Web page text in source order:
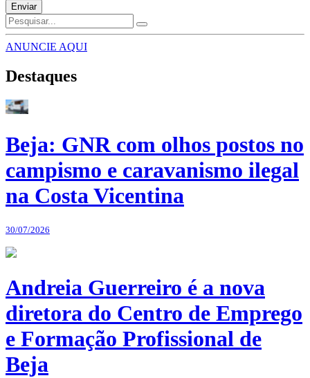
Enviar
ANUNCIE AQUI
Destaques
Beja: GNR com olhos postos no
campismo e caravanismo ilegal
na Costa Vicentina
30/07/2026
Andreia Guerreiro é a nova
diretora do Centro de Emprego
e Formação Profissional de
Beja